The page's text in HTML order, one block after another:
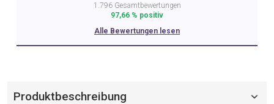
1.796 Gesamtbewertungen
97,66 % positiv
Alle Bewertungen lesen
Produktbeschreibung